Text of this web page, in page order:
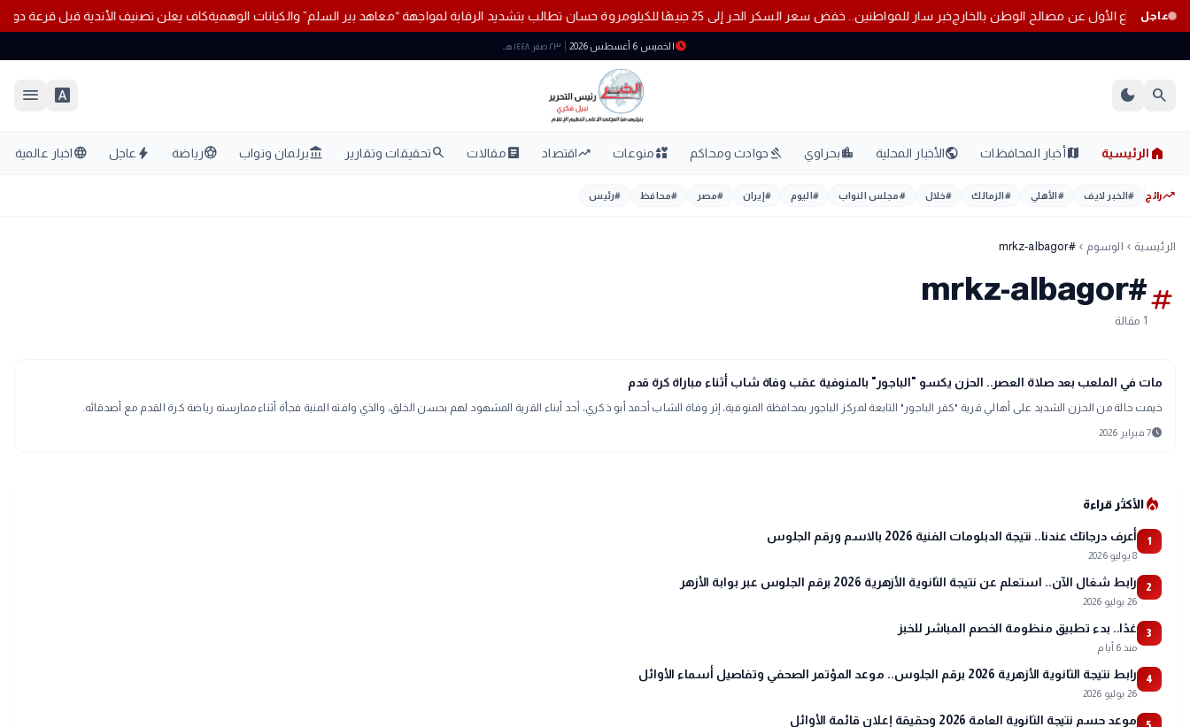
عاجل
خط الدفاع الأول عن مصالح الوطن بالخارج خبر سار للمواطنين.. خفض سعر السكر الحر إلى 25 جنيهًا للكيلو مروة حسان تطالب بتشديد الرقابة لمواجهة “معاهد بير السلم” والكيانات الوهميةكاف يعلن تصنيف الأندية قبل قرعة
scheduleالخميس 6 أغسطس 2026 ٢٣ صفر ١٤٤٨ هـ
search
dark_mode
font_download
menu
home الرئيسية mapأخبار المحافظات publicالأخبار المحلية location_cityبحراوي gavelحوادث ومحاكم interestsمنوعات trending_upاقتصاد articleمقالات searchتحقيقات وتقارير account_balanceبرلمان ونواب sports_soccerرياضة bolt عاجل languageاخبار عالمية
trending_upرائج #الخبر لايف #الأهلي #الزمالك #خلال #مجلس النواب #اليوم #إيران #مصر #محافظ #رئيس
الرئيسية chevron_left الوسوم chevron_left
#mrkz-albagor
tag
#mrkz-albagor
1 مقالة
sports_soccer
رياضة
مات في الملعب بعد صلاة العصر.. الحزن يكسو "الباجور" بالمنوفية عقب وفاة شاب أثناء مباراة كرة قدم
خيمت حالة من الحزن الشديد على أهالي قرية "كفر الباجور" التابعة لمركز الباجور بمحافظة المنوفية، إثر وفاة الشاب أحمد أبو ذكري، أحد أبناء القرية المشهود لهم بحسن الخلق، والذي وافته المنية فجأة أثناء ممارسته رياضة كرة القدم مع أصدقائه.
schedule7 فبراير 2026
local_fire_departmentالأكثر قراءة
1 أعرف درجاتك عندنا.. نتيجة الدبلومات الفنية 2026 بالاسم ورقم الجلوس
8 يوليو 2026
2 رابط شغال الآن.. استعلم عن نتيجة الثانوية الأزهرية 2026 برقم الجلوس عبر بوابة الأزهر
26 يوليو 2026
3 غدًا.. بدء تطبيق منظومة الخصم المباشر للخبز
منذ 6 أيام
4 رابط نتيجة الثانوية الأزهرية 2026 برقم الجلوس.. موعد المؤتمر الصحفي وتفاصيل أسماء الأوائل
26 يوليو 2026
موعد حسم نتيجة الثانوية العامة 2026 وحقيقة إعلان قائمة الأوائل